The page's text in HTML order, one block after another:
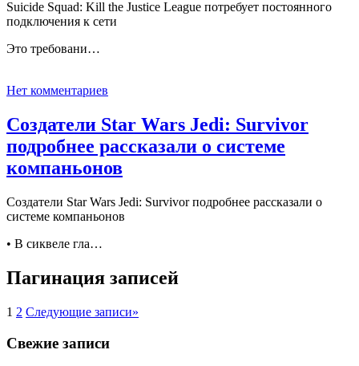
Suicide Squad: Kill the Justice League потребует постоянного
подключения к сети
Это требовани…
Нет комментариев
Создатели Star Wars Jedi: Survivor
подробнее рассказали о системе
компаньонов
Создатели Star Wars Jedi: Survivor подробнее рассказали о
системе компаньонов
• В сиквеле гла…
Пагинация записей
1 2 Следующие записи»
Свежие записи